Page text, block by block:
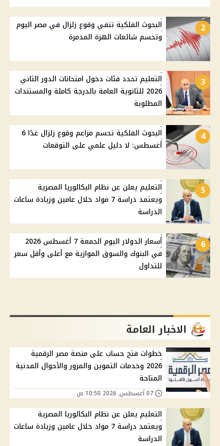
2
البحوث الفلكية تنفي وقوع زلزال في مصر اليوم
وتحسم شائعات الهزة المدمرة
3
التعليم تحدد فئات دخول امتحانات الدور الثاني
2026 للثانوية العامة بالدرجة كاملة والمستندات
المطلوبة
4
البحوث الفلكية تحسم مزاعم وقوع زلزال غدًا 6
أغسطس: لا دليل علمي على التوقعات
5
التعليم يعلن عن نظام البكالوريا المصرية
ويعتمد دراسة 7 مواد خلال عامين وزيادة ساعات
الدراسة
6
أسعار الدولار اليوم الجمعة 7 أغسطس 2026
في البنوك والسوق الموازية مع أعلى وأقل سعر
للتداول
الاخبار العامة
خطوات فتح حساب على منصة مصر الرقمية
2026 وخدمات التموين والمرور والأحوال المدنية
المتاحة
التعليم يعلن عن نظام البكالوريا المصرية
ويعتمد دراسة 7 مواد خلال عامين وزيادة ساعات
الدراسة